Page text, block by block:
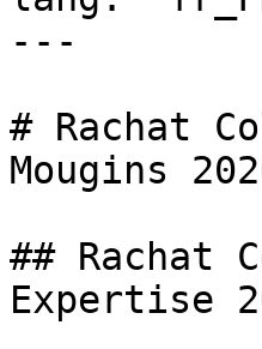
---
# Rachat
Mougins
## Rachat
Expertise